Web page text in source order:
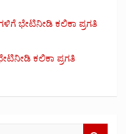
ಭೇಟಿನೀಡಿ ಕಲಿಕಾ ಪ್ರಗತಿ
ಕಲಿಕಾ ಪ್ರಗತಿ